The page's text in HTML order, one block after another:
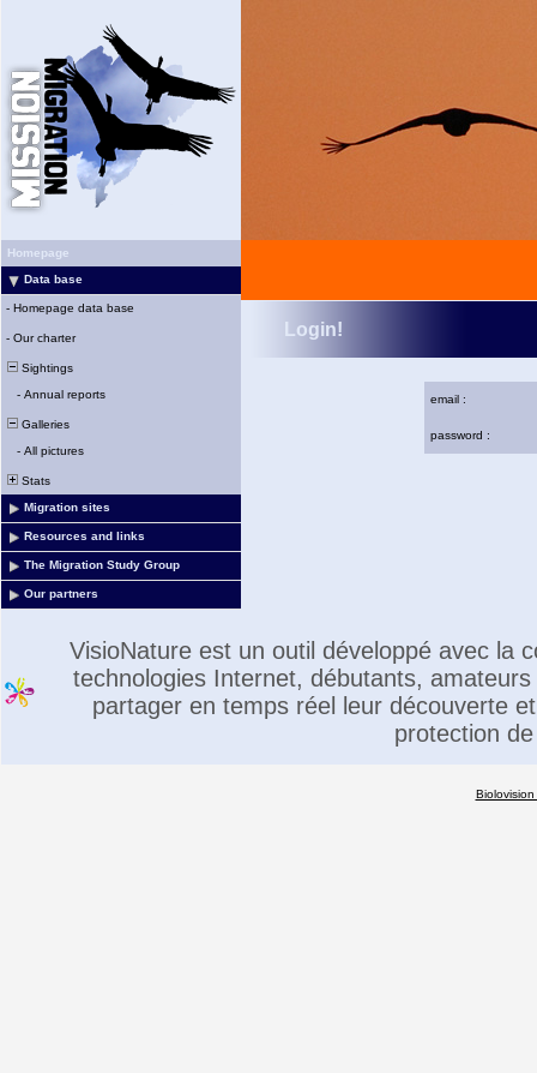
Homepage
Data base
- Homepage data base
- Our charter
Sightings
- Annual reports
Galleries
- All pictures
Stats
Migration sites
Resources and links
The Migration Study Group
Our partners
Login!
email :
password :
VisioNature est un outil développé avec la
technologies Internet, débutants,
partager en temps réel leur découverte
protection
Biolovision